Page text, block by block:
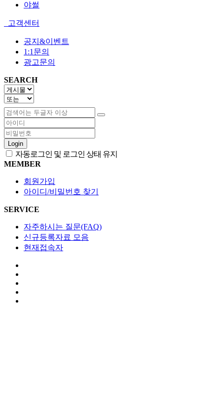
야썰
고객센터
공지&이벤트
1:1문의
광고문의
SEARCH
Login
자동로그인 및 로그인 상태 유지
MEMBER
회원가입
아이디/비밀번호 찾기
SERVICE
자주하시는 질문(FAQ)
신규등록자료 모음
현재접속자